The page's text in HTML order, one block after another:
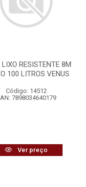
RESISTENTE 8M
100 LITROS VENUS
Código: 14512
7898034640179
Ver preço